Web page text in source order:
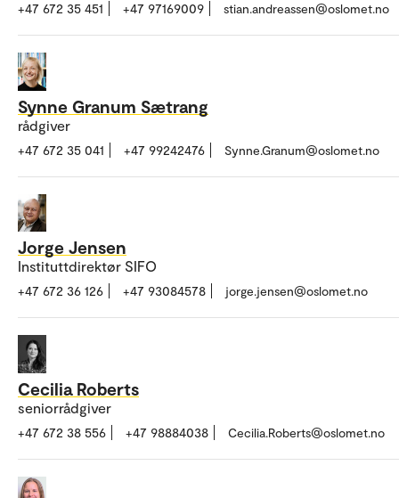
+47 672 35 451 +47 97169009 stian.andreassen@oslomet.no
Synne Granum Sætrang
rådgiver
+47 672 35 041 +47 99242476 Synne.Granum@oslomet.no
Jorge Jensen
Instituttdirektør SIFO
+47 672 36 126 +47 93084578 jorge.jensen@oslomet.no
Cecilia Roberts
seniorrådgiver
+47 672 38 556 +47 98884038 Cecilia.Roberts@oslomet.no